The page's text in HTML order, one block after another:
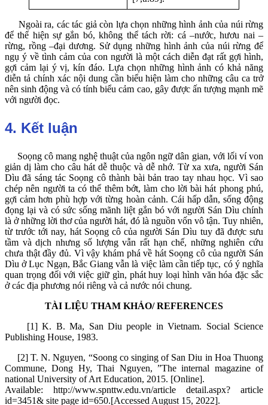
Ngoài ra, các tác giả còn lựa chọn những hình ảnh của núi rừng
để thể hiện sự gắn bó, không thể tách rời: cá –nước, hươu nai –
rừng, rồng –đại dương. Sử dụng những hình ảnh của núi rừng để
ngụ ý về tình cảm của con người là một cách diễn đạt rất gợi hình,
gợi cảm lại ý vị, kín đáo. Lựa chọn những hình ảnh có khả năng
diễn tả chính xác nội dung cần biểu hiện làm cho những câu ca trở
nên sinh động và có tính biểu cảm cao, gây được ấn tượng mạnh mẽ
với người đọc.
4. Kết luận
Soọng cô mang nghệ thuật của ngôn ngữ dân gian, với lối ví von
giản dị làm cho câu hát dễ thuộc và dễ nhớ. Từ xa xưa, người Sán
Dìu đã sáng tác Soọng cô thành bài bản trao tay nhau học. Vì sao
chép nên người ta có thể thêm bớt, làm cho lời bài hát phong phú,
gợi cảm hơn phù hợp với từng hoàn cảnh. Cái hấp dẫn, sống động
đọng lại và có sức sống mãnh liệt gắn bó với người Sán Dìu chính
là ở những lời thơ của người hát, đó là nguồn vốn vô tận. Tuy nhiên,
từ trước tới nay, hát Soọng cô của người Sán Dìu tuy đã được sưu
tầm và dịch nhưng số lượng vẫn rất hạn chế, những nghiên cứu
chưa thật đầy đủ. Vì vậy khám phá về hát Soọng cô của người Sán
Dìu ở Lục Ngạn, Bắc Giang vẫn là việc làm cần tiếp tục, có ý nghĩa
quan trọng đối với việc giữ gìn, phát huy loại hình văn hóa đặc sắc
ở các địa phương nói riêng và cả nước nói chung.
TÀI LIỆU THAM KHẢO/ REFERENCES
[1] K. B. Ma, San Diu people in Vietnam. Social Science
Publishing House, 1983.
[2] T. N. Nguyen, “Soong co singing of San Diu in Hoa Thuong
Commune, Dong Hy, Thai Nguyen, ”The internal magazine of
national University of Art Education, 2015. [Online].
Available: http://www.spnttw.edu.vn/article detail.aspx? article
id=3451& site page id=650.[Accessed August 15, 2022].